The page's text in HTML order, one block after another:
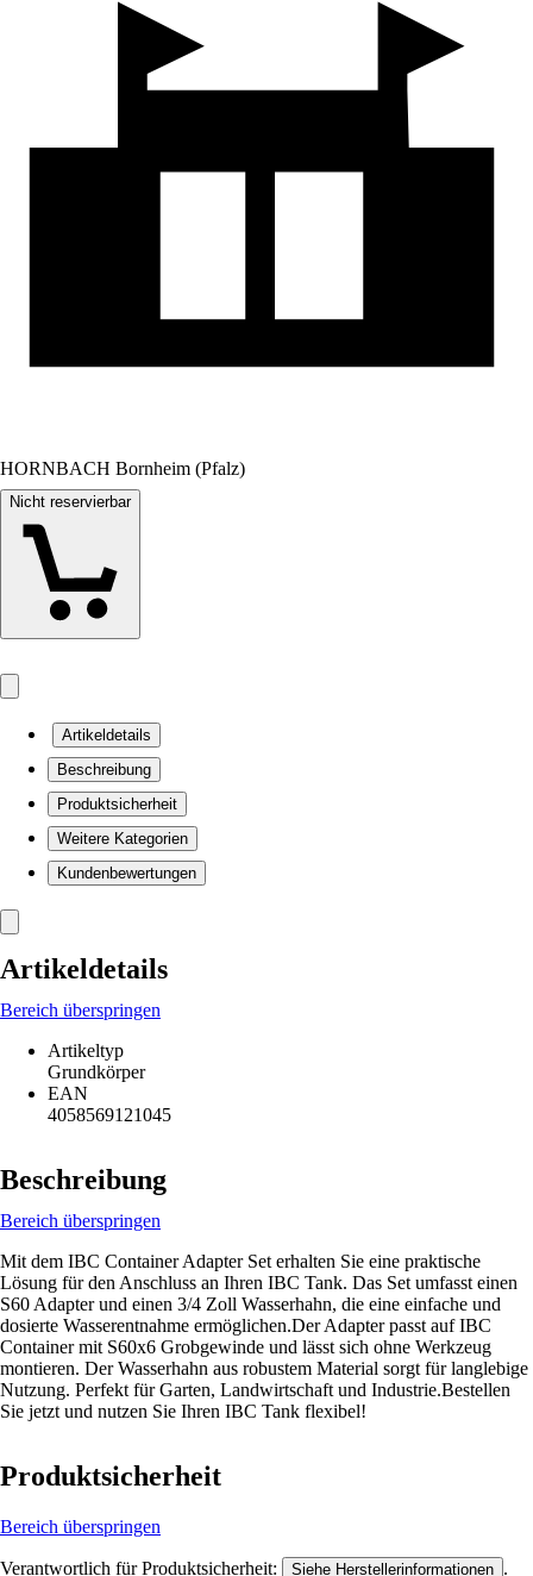
HORNBACH Bornheim (Pfalz)
Nicht reservierbar
Artikeldetails
Beschreibung
Produktsicherheit
Weitere Kategorien
Kundenbewertungen
Artikeldetails
Bereich überspringen
Artikeltyp
Grundkörper
EAN
4058569121045
Beschreibung
Bereich überspringen
Mit dem IBC Container Adapter Set erhalten Sie eine praktische
Lösung für den Anschluss an Ihren IBC Tank. Das Set umfasst einen
S60 Adapter und einen 3/4 Zoll Wasserhahn, die eine einfache und
dosierte Wasserentnahme ermöglichen.Der Adapter passt auf IBC
Container mit S60x6 Grobgewinde und lässt sich ohne Werkzeug
montieren. Der Wasserhahn aus robustem Material sorgt für langlebige
Nutzung. Perfekt für Garten, Landwirtschaft und Industrie.Bestellen
Sie jetzt und nutzen Sie Ihren IBC Tank flexibel!
Produktsicherheit
Bereich überspringen
Verantwortlich für Produktsicherheit: Siehe Herstellerinformationen .